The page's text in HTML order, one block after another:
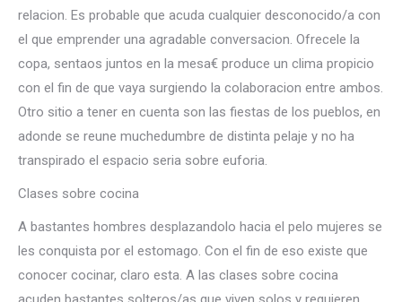
relacion. Es probable que acuda cualquier desconocido/a con
el que emprender una agradable conversacion. Ofrecele la
copa, sentaos juntos en la mesa€ produce un clima propicio
con el fin de que vaya surgiendo la colaboracion entre ambos.
Otro sitio a tener en cuenta son las fiestas de los pueblos, en
adonde se reune muchedumbre de distinta pelaje y no ha
transpirado el espacio seri­a sobre euforia.
Clases sobre cocina
A bastantes hombres desplazandolo hacia el pelo mujeres se
les conquista por el estomago. Con el fin de eso existe que
conocer cocinar, claro esta. A las clases sobre cocina